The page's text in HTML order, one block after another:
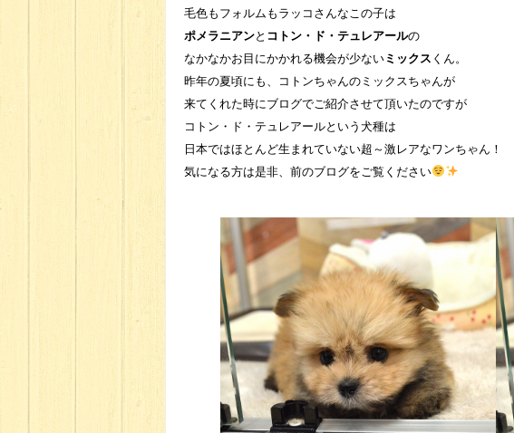
毛色もフォルムもラッコさんなこの子は
ポメラニアンと コトン・ド・テュレアールの
なかなかお目にかかれる機会が少ない ミックス くん。
昨年の夏頃にも、コトンちゃんのミックスちゃんが
来てくれた時にブログでご紹介させて頂いたのですが
コトン・ド・テュレアールという犬種は
日本ではほとんど生まれていない超～激レアなワンちゃん！
気になる方は是非、前のブログをご覧ください